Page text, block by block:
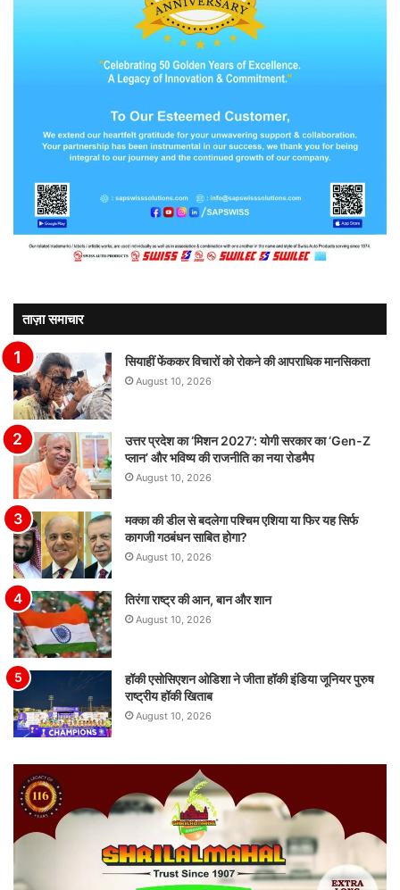
ताज़ा समाचार
सियाहीं फेंककर विचारों को रोकने की आपराधिक मानसिकता
August 10, 2026
उत्तर प्रदेश का ‘मिशन 2027’: योगी सरकार का ‘Gen-Z
प्लान’ और भविष्य की राजनीति का नया रोडमैप
August 10, 2026
मक्का की डील से बदलेगा पश्चिम एशिया या फिर यह सिर्फ
कागजी गठबंधन साबित होगा?
August 10, 2026
तिरंगा राष्ट्र की आन, बान और शान
August 10, 2026
हॉकी एसोसिएशन ओडिशा ने जीता हॉकी इंडिया जूनियर पुरुष
राष्ट्रीय हॉकी खिताब
August 10, 2026